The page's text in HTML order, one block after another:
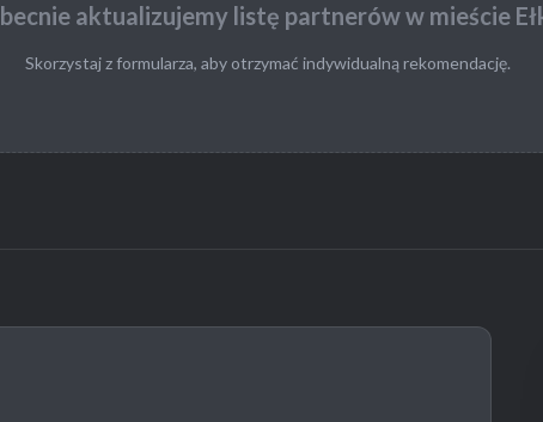
aktualizujemy listę partnerów w mieście
Skorzystaj z formularza, aby otrzymać indywidualną rekomendację.